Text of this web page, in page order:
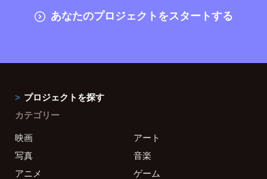
あなたのプロジェクトをスタートする
プロジェクトを探す
カテゴリー
映画
アート
写真
音楽
アニメ
ゲーム